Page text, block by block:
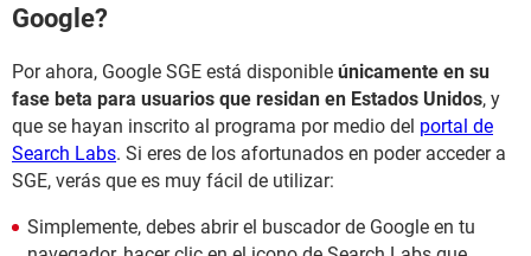
Google?
Por ahora, Google SGE está disponible únicamente en su
fase beta para usuarios que residan en Estados Unidos, y
que se hayan inscrito al programa por medio del portal de
Search Labs. Si eres de los afortunados en poder acceder a
SGE, verás que es muy fácil de utilizar:
Simplemente, debes abrir el buscador de Google en tu